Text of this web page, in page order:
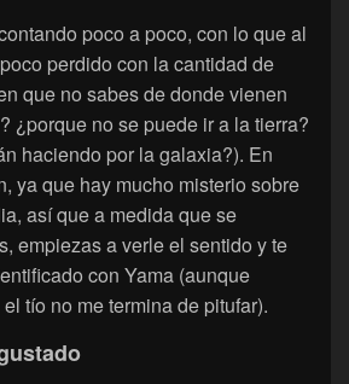
poco a poco, con lo que al
perdido con la cantidad de
que no sabes de donde vienen
¿porque no se puede ir a la tierra?
haciendo por la galaxia?). En
ya que hay mucho misterio sobre
así que a medida que se
empiezas a verle el sentido y te
con Yama (aunque
tío no me termina de pitufar).